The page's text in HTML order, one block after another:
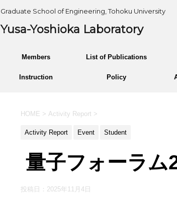
Graduate School of Engineering, Tohoku University
Yusa-Yoshioka Laboratory
Members List of Publications
Instruction Policy
HOME > Activity Report >
Activity Report Event Student
量子フォーラム
投稿日： 2025年11月4日